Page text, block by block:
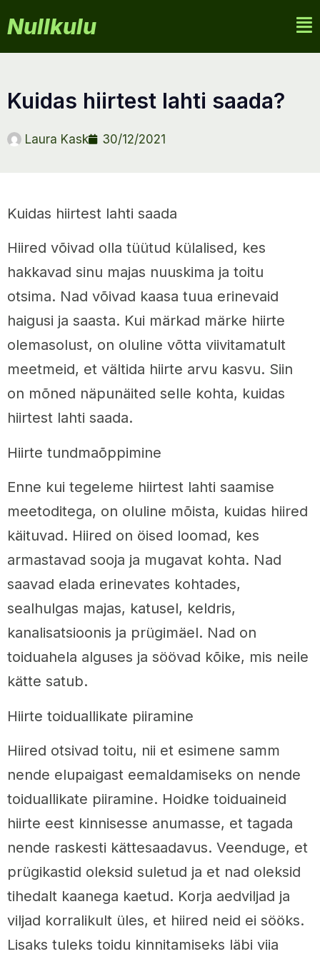
Nullkulu
kuidas hiirtest lahti saada?
Laura Kask 30/12/2021
Kuidas hiirtest lahti saada
Hiired võivad olla tüütud külalised, kes
hakkavad sinu majas nuuskima ja toitu
otsima. Nad võivad kaasa tuua erinevaid
haigusi ja saasta. Kui märkad märke hiirte
olemasolust, on oluline võtta viivitamatult
meetmeid, et vältida hiirte arvu kasvu. Siin
on mõned näpunäited selle kohta, kuidas
hiirtest lahti saada.
Hiirte tundmaõppimine
Enne kui tegeleme hiirtest lahti saamise
meetoditega, on oluline mõista, kuidas hiired
käituvad. Hiired on öised loomad, kes
armastavad sooja ja mugavat kohta. Nad
saavad elada erinevates kohtades,
sealhulgas majas, katusel, keldris,
kanalisatsioonis ja prügimäel. Nad on
toiduahela alguses ja söövad kõike, mis neile
kätte satub.
Hiirte toiduallikate piiramine
Hiired otsivad toitu, nii et esimene samm
nende elupaigast eemaldamiseks on nende
toiduallikate piiramine. Hoidke toiduaineid
hiirte eest kinnisesse anumasse, et tagada
nende raskesti kättesaadavus. Veenduge, et
prügikastid oleksid suletud ja et nad oleksid
tihedalt kaanega kaetud. Korja aedviljad ja
viljad korralikult üles, et hiired neid ei sööks.
Lisaks tuleks toidu kinnitamiseks läbi viia